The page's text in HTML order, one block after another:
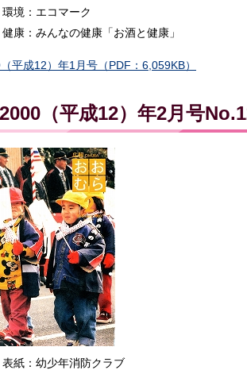
環境：エコマーク
健康：みんなの健康「お酒と健康」
平成12）年1月号（PDF：6,059KB）
2000（平成12）年2月号
表紙：幼少年消防クラブ